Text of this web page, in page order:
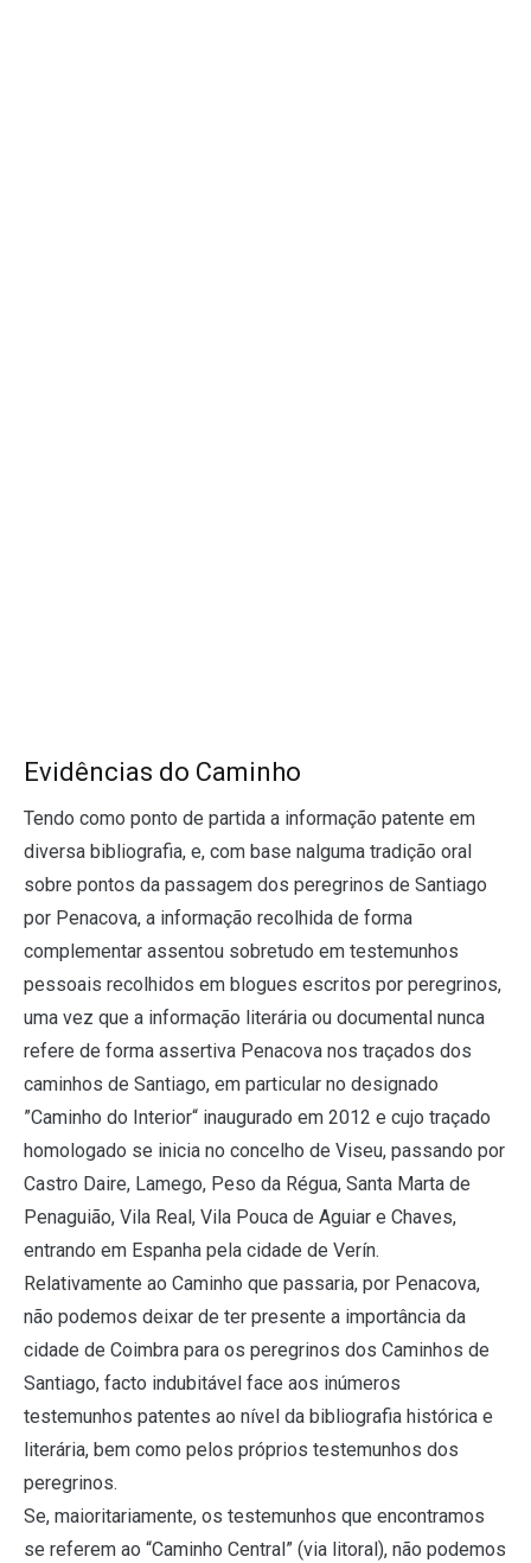
Evidências do Caminho
Tendo como ponto de partida a informação patente em
diversa bibliografia, e, com base nalguma tradição oral
sobre pontos da passagem dos peregrinos de Santiago
por Penacova, a informação recolhida de forma
complementar assentou sobretudo em testemunhos
pessoais recolhidos em blogues escritos por peregrinos,
uma vez que a informação literária ou documental nunca
refere de forma assertiva Penacova nos traçados dos
caminhos de Santiago, em particular no designado
”Caminho do Interior“ inaugurado em 2012 e cujo traçado
homologado se inicia no concelho de Viseu, passando por
Castro Daire, Lamego, Peso da Régua, Santa Marta de
Penaguião, Vila Real, Vila Pouca de Aguiar e Chaves,
entrando em Espanha pela cidade de Verín.
Relativamente ao Caminho que passaria, por Penacova,
não podemos deixar de ter presente a importância da
cidade de Coimbra para os peregrinos dos Caminhos de
Santiago, facto indubitável face aos inúmeros
testemunhos patentes ao nível da bibliografia histórica e
literária, bem como pelos próprios testemunhos dos
peregrinos.
Se, maioritariamente, os testemunhos que encontramos
se referem ao “Caminho Central” (via litoral), não podemos